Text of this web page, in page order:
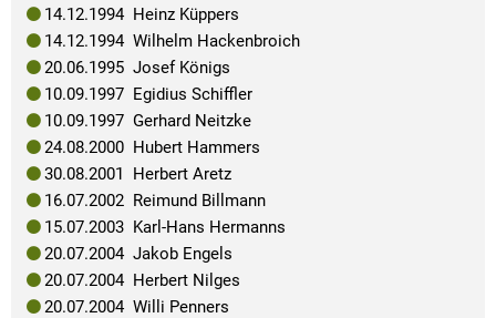
14.12.1994 Heinz Küppers
14.12.1994 Wilhelm Hackenbroich
20.06.1995 Josef Königs
10.09.1997 Egidius Schiffler
10.09.1997 Gerhard Neitzke
24.08.2000 Hubert Hammers
30.08.2001 Herbert Aretz
16.07.2002 Reimund Billmann
15.07.2003 Karl-Hans Hermanns
20.07.2004 Jakob Engels
20.07.2004 Herbert Nilges
20.07.2004 Willi Penners